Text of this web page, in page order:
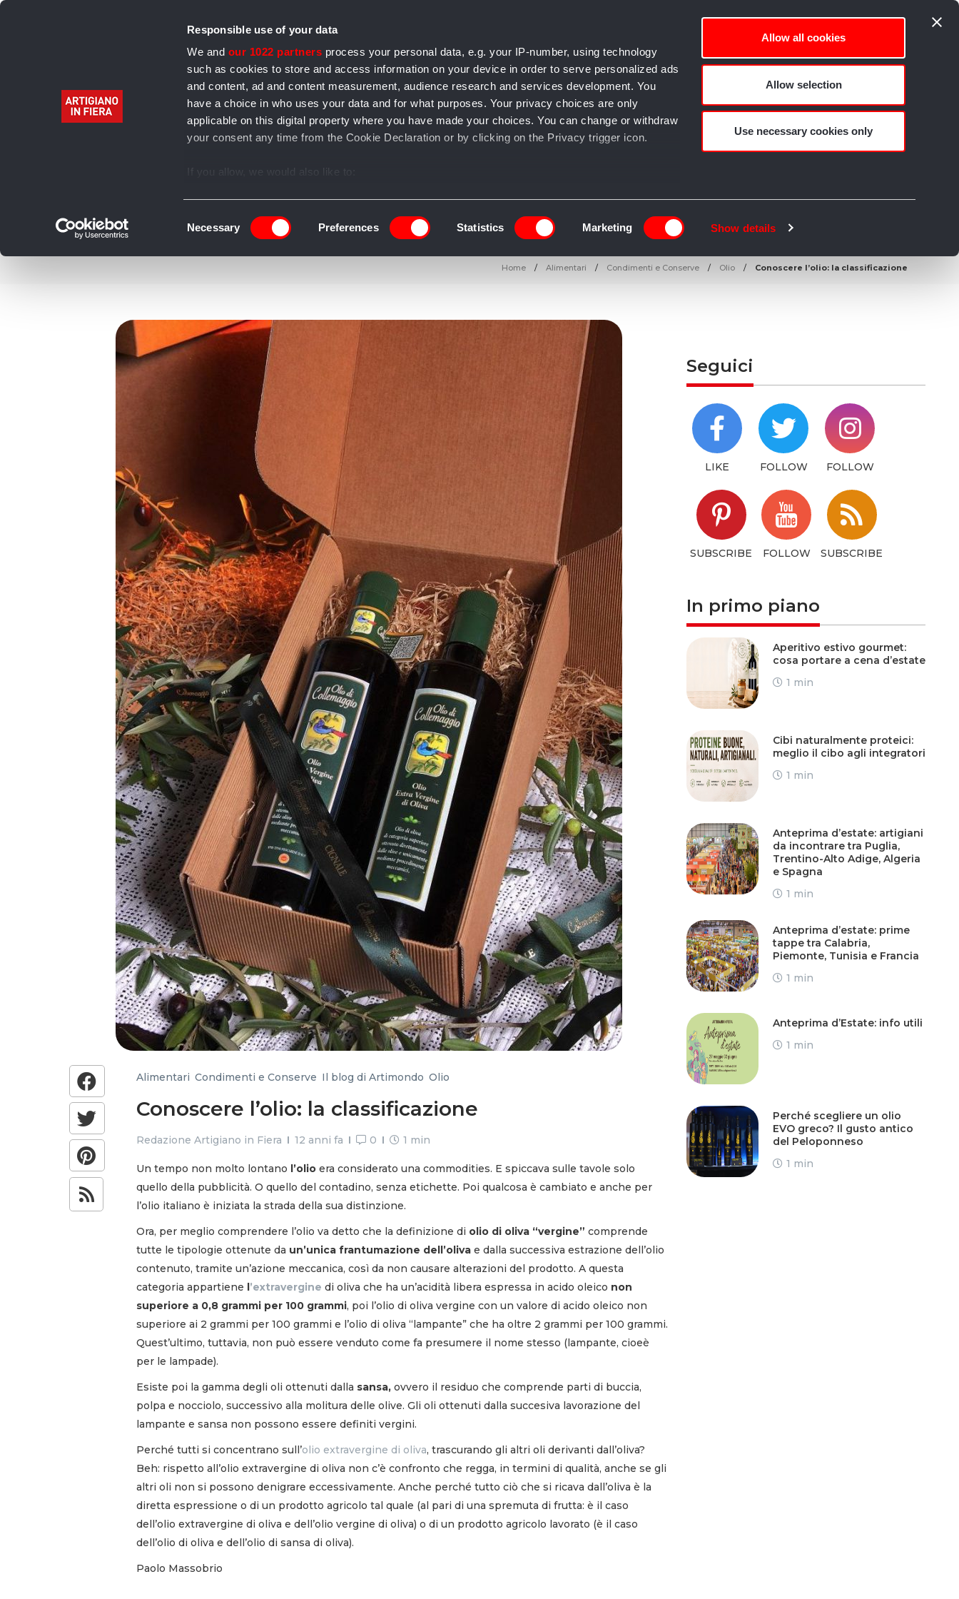
Responsible use of your data
We and our 1022 partners process your personal data, e.g. your IP-number, using technology
such as cookies to store and access information on your device in order to serve personalized ads
and content, ad and content measurement, audience research and services development. You
have a choice in who uses your data and for what purposes. Your privacy choices are only
applicable on this digital property where you have made your choices. You can change or withdraw
your consent any time from the Cookie Declaration or by clicking on the Privacy trigger icon.
If you allow, we would also like to:
Identify your device by actively scanning it for specific characteristics (fingerprinting)
and analytics partners who may combine it with other information that you’ve provided to them or
that they’ve collected from your use of their services.
Selection
Necessary Preferences Statistics Marketing Show details
Allow all cookies
Allow selection
Use necessary cookies only
Home Alimentari Bevande Abbigliamento e accessori Casa e arredo Gioielli Salute e bellezza Tempo libero e Creatività
Home Alimentari Condimenti e Conserve Olio Conoscere l’olio: la classificazione
Alimentari Condimenti e Conserve Il blog di Artimondo Olio
Conoscere l’olio: la classificazione
Redazione Artigiano in Fiera 12 anni fa 0 1 min
Un tempo non molto lontano l’olio era considerato una commodities. E spiccava sulle tavole solo
quello della pubblicità. O quello del contadino, senza etichette. Poi qualcosa è cambiato e anche per
l’olio italiano è iniziata la strada della sua distinzione.
Ora, per meglio comprendere l’olio va detto che la definizione di olio di oliva “vergine” comprende
tutte le tipologie ottenute da un’unica frantumazione dell’oliva e dalla successiva estrazione dell’olio
contenuto, tramite un’azione meccanica, così da non causare alterazioni del prodotto. A questa
categoria appartiene l’extravergine di oliva che ha un’acidità libera espressa in acido oleico non
superiore a 0,8 grammi per 100 grammi, poi l’olio di oliva vergine con un valore di acido oleico non
superiore ai 2 grammi per 100 grammi e l’olio di oliva “lampante” che ha oltre 2 grammi per 100 grammi.
Quest’ultimo, tuttavia, non può essere venduto come fa presumere il nome stesso (lampante, cioeè
per le lampade).
Esiste poi la gamma degli oli ottenuti dalla sansa, ovvero il residuo che comprende parti di buccia,
polpa e nocciolo, successivo alla molitura delle olive. Gli oli ottenuti dalla succesiva lavorazione del
lampante e sansa non possono essere definiti vergini.
Perché tutti si concentrano sull’olio extravergine di oliva, trascurando gli altri oli derivanti dall’oliva?
Beh: rispetto all’olio extravergine di oliva non c’è confronto che regga, in termini di qualità, anche se gli
altri oli non si possono denigrare eccessivamente. Anche perché tutto ciò che si ricava dall’oliva è la
diretta espressione o di un prodotto agricolo tal quale (al pari di una spremuta di frutta: è il caso
dell’olio extravergine di oliva e dell’olio vergine di oliva) o di un prodotto agricolo lavorato (è il caso
dell’olio di oliva e dell’olio di sansa di oliva).
Paolo Massobrio
Seguici
LIKE FOLLOW FOLLOW
SUBSCRIBE FOLLOW SUBSCRIBE
In primo piano
Aperitivo estivo gourmet:
cosa portare a cena d’estate
1 min
Cibi naturalmente proteici:
meglio il cibo agli integratori
1 min
Anteprima d’estate: artigiani
da incontrare tra Puglia,
Trentino-Alto Adige, Algeria
e Spagna
1 min
Anteprima d’estate: prime
tappe tra Calabria,
Piemonte, Tunisia e Francia
1 min
Anteprima d’Estate: info utili
1 min
Perché scegliere un olio
EVO greco? Il gusto antico
del Peloponneso
1 min